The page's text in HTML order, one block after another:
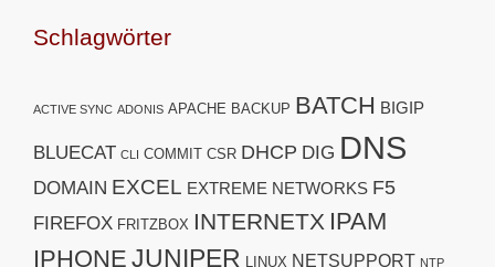
Schlagwörter
ACTIVE SYNC ADONIS APACHE BACKUP BATCH BIGIP
BLUECAT CLI COMMIT CSR DHCP DIG DNS
DOMAIN EXCEL EXTREME NETWORKS F5
FIREFOX FRITZBOX INTERNETX IPAM
IPHONE JUNIPER LINUX NETSUPPORT NTP